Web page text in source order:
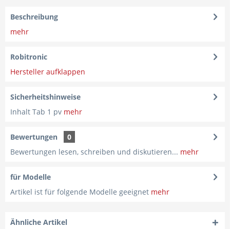
Beschreibung
mehr
Robitronic
Hersteller aufklappen
Sicherheitshinweise
Inhalt Tab 1 pv mehr
Bewertungen
0
Bewertungen lesen, schreiben und diskutieren... mehr
für Modelle
Artikel ist für folgende Modelle geeignet mehr
Ähnliche Artikel